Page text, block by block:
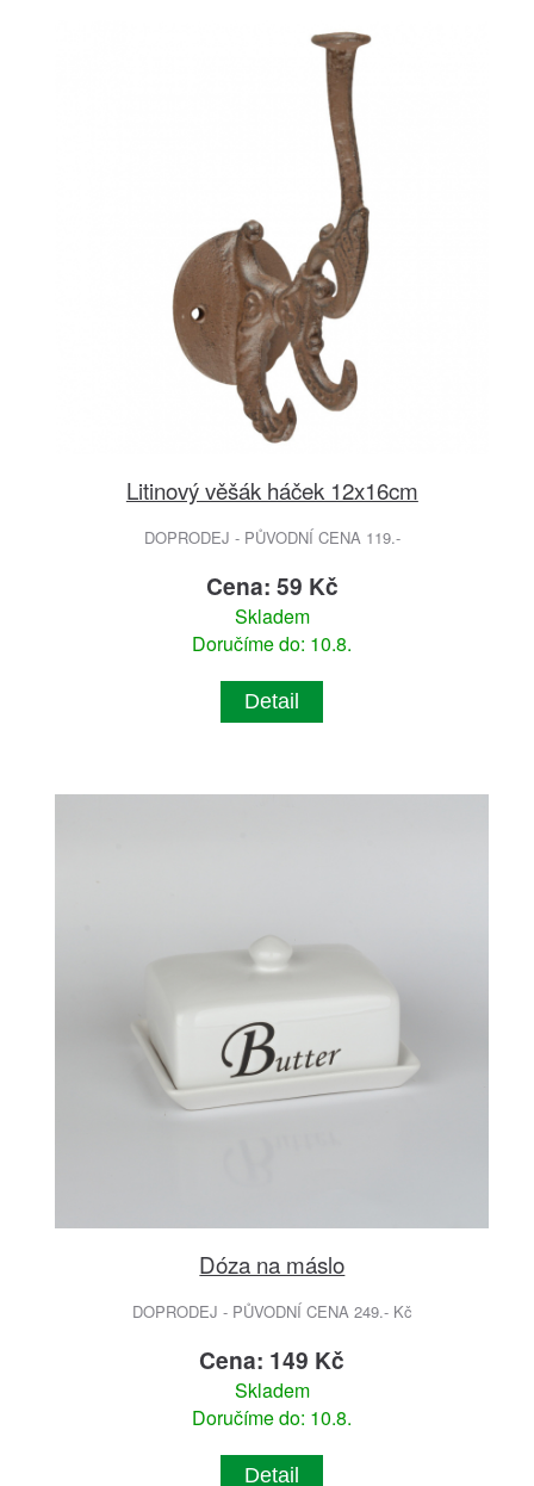
Litinový věšák háček 12x16cm
DOPRODEJ - PŮVODNÍ CENA 119.-
Cena: 59 Kč
Skladem
Doručíme do: 10.8.
Detail
Dóza na máslo
DOPRODEJ - PŮVODNÍ CENA 249.- Kč
Cena: 149 Kč
Skladem
Doručíme do: 10.8.
Detail